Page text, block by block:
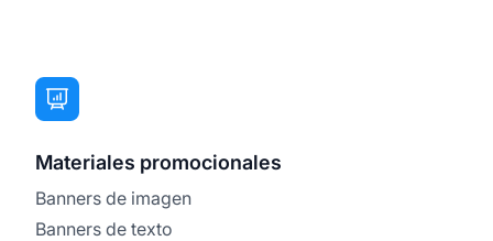
Materiales promocionales
Banners de imagen
Banners de texto